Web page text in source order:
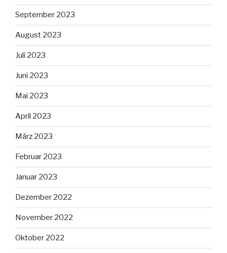
September 2023
August 2023
Juli 2023
Juni 2023
Mai 2023
April 2023
März 2023
Februar 2023
Januar 2023
Dezember 2022
November 2022
Oktober 2022